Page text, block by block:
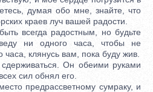
думая обо мне, знайте, что
краев луч вашей радости.
всегда радостным, но будьте
ни одного часа, чтобы не
часа, клянусь вам, пока буду жив.
Он обеими руками
сил обнял его.
предрассветному сумраку, и